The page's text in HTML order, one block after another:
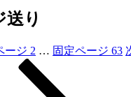
送り
ージ 2 … 固定ページ 63